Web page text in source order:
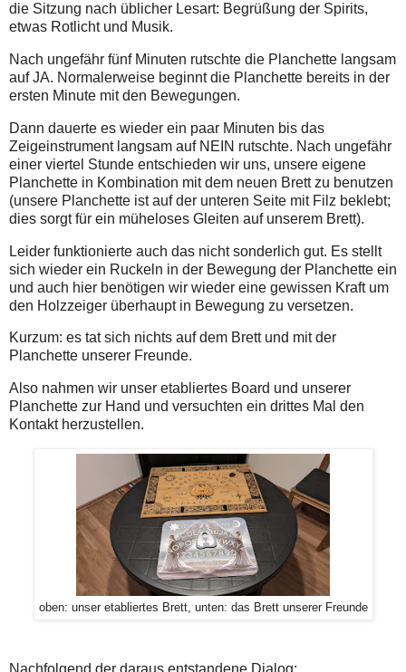
die Sitzung nach üblicher Lesart: Begrüßung der Spirits,
etwas Rotlicht und Musik.
Nach ungefähr fünf Minuten rutschte die Planchette langsam
auf JA. Normalerweise beginnt die Planchette bereits in der
ersten Minute mit den Bewegungen.
Dann dauerte es wieder ein paar Minuten bis das
Zeigeinstrument langsam auf NEIN rutschte. Nach ungefähr
einer viertel Stunde entschieden wir uns, unsere eigene
Planchette in Kombination mit dem neuen Brett zu benutzen
(unsere Planchette ist auf der unteren Seite mit Filz beklebt;
dies sorgt für ein müheloses Gleiten auf unserem Brett).
Leider funktionierte auch das nicht sonderlich gut. Es stellt
sich wieder ein Ruckeln in der Bewegung der Planchette ein
und auch hier benötigen wir wieder eine gewissen Kraft um
den Holzzeiger überhaupt in Bewegung zu versetzen.
Kurzum: es tat sich nichts auf dem Brett und mit der
Planchette unserer Freunde.
Also nahmen wir unser etabliertes Board und unserer
Planchette zur Hand und versuchten ein drittes Mal den
Kontakt herzustellen.
oben: unser etabliertes Brett, unten: das Brett unserer Freunde
Nachfolgend der daraus entstandene Dialog: